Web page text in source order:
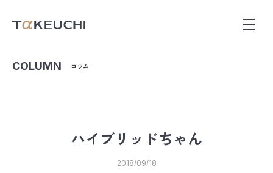
COLUMN コラム
ハイブリッドちゃん
2018/09/18